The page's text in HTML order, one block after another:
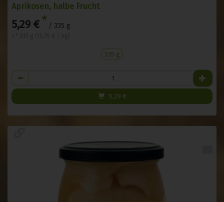
Aprikosen, halbe Frucht
5,29 € * / 335 g
335 g
Anzahl
5,29 €